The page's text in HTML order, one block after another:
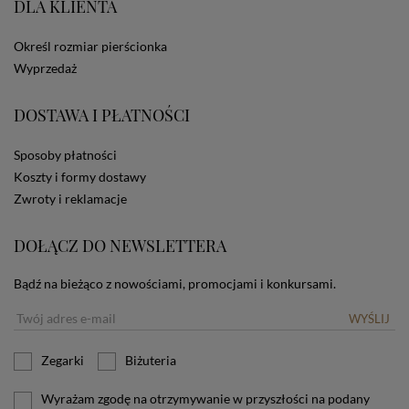
ze Sklepu bez zmiany ustawień w przeglądarce
zamieszczane w urządzeniu końcowym każdego
użytkownika. Jeżeli użytkownik nie wyraża zgody na
informacji o plikach cookies.
DLA KLIENTA
Określ rozmiar pierścionka
Wyprzedaż
DOSTAWA I PŁATNOŚCI
Sposoby płatności
Koszty i formy dostawy
Zwroty i reklamacje
DOŁĄCZ DO NEWSLETTERA
Bądź na bieżąco z nowościami, promocjami i konkursami.
WYŚLIJ
Zegarki Biżuteria
Wyrażam zgodę na otrzymywanie w przyszłości na podany